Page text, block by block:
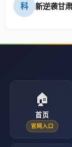
科 新逆袭甘
🏠
首页
官网入口